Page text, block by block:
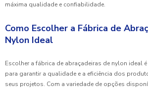
máxima qualidade e confiabilidade.
Como Escolher a Fábrica de
Nylon Ideal
Escolher a fábrica de abraçadeiras de nylon ideal
para garantir a qualidade e a eficiência dos
seus projetos. Com a variedade de opções